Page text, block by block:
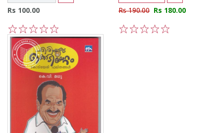
Rs 100.00
5
4
3
2
1
Rs 190.00 Rs 180.00